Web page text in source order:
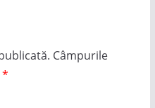
Câmpurile
*